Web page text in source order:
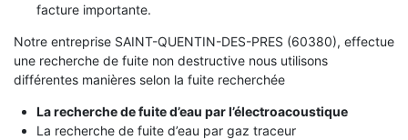
facture importante.
Notre entreprise SAINT-QUENTIN-DES-PRES (60380), effectue
une recherche de fuite non destructive nous utilisons
différentes manières selon la fuite recherchée
La recherche de fuite d’eau par l’électroacoustique
La recherche de fuite d’eau par gaz traceur